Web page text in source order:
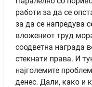
работи за да се
за да се напредува
вложениот труд
соодветна награда
стекнати права. И
најголемите
денес. Дали, како и